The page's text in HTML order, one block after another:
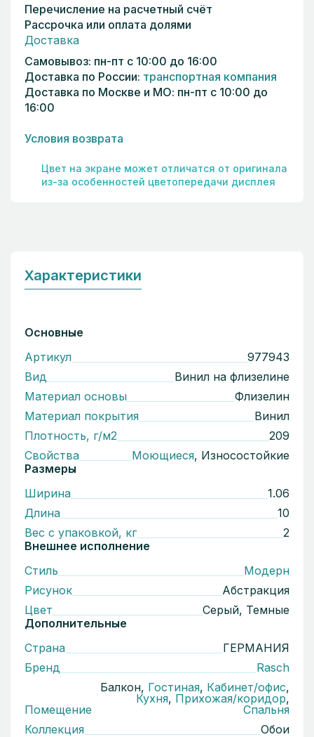
Перечисление на расчетный счёт
Рассрочка или оплата долями
Доставка
Самовывоз: пн-пт с 10:00 до 16:00
Доставка по России: транспортная компания
Доставка по Москве и МО: пн-пт с 10:00 до
16:00
Условия возврата
Цвет на экране может отличатся от оригинала
из-за особенностей цветопередачи дисплея
Характеристики
Основные
Артикул
977943
Вид
Винил на флизелине
Материал основы
Флизелин
Материал покрытия
Винил
Плотность, г/м2
209
Свойства
Моющиеся, Износостойкие
Размеры
Ширина
1.06
Длина
10
Вес с упаковкой, кг
2
Внешнее исполнение
Стиль
Модерн
Рисунок
Абстракция
Цвет
Серый, Темные
Дополнительные
Страна
ГЕРМАНИЯ
Бренд
Rasch
Помещение
Балкон, Гостиная, Кабинет/офис,
Кухня, Прихожая/коридор,
Спальня
Коллекция
Обои